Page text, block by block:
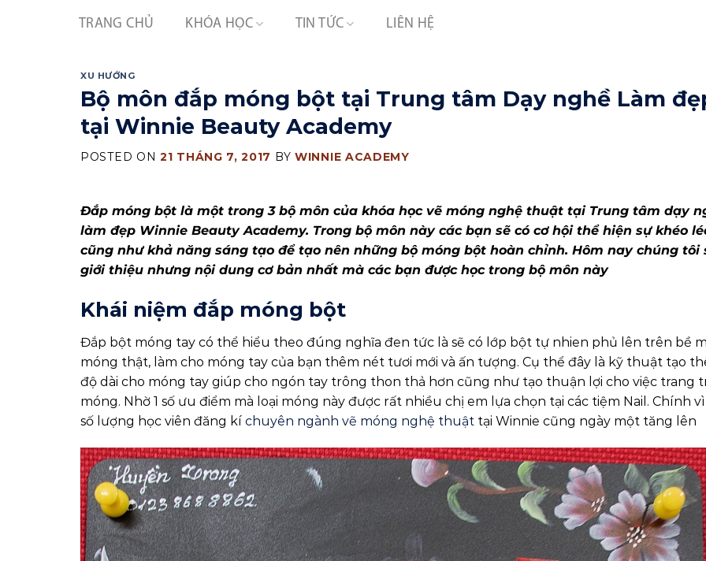
TRANG CHỦ KHÓA HỌC TIN TỨC LIÊN HỆ
XU HƯỚNG
Bộ môn đắp móng bột tại Trung tâm Dạy nghề Làm
tại Winnie Beauty Academy
POSTED ON 21 THÁNG 7, 2017 BYWINNIE ACADEMY
Đắp móng bột là một trong 3 bộ môn của khóa học vẽ móng nghệ thuật tại Trung tâm dạy
làm đẹp Winnie Beauty Academy. Trong bộ môn này các bạn sẽ có cơ hội thể hiện sự khéo
cũng như khả năng sáng tạo để tạo nên những bộ móng bột hoàn chỉnh. Hôm nay chúng tôi
giới thiệu nhưng nội dung cơ bản nhất mà các bạn được học trong bộ môn này
Khái niệm đắp móng bột
Đắp bột móng tay có thể hiểu theo đúng nghĩa đen tức là sẽ có lớp bột tự nhien phủ lên trên bề
móng thật, làm cho móng tay của bạn thêm nét tươi mới và ấn tượng. Cụ thể đây là kỹ thuật tạo
độ dài cho móng tay giúp cho ngón tay trông thon thả hơn cũng như tạo thuận lợi cho việc trang
móng. Nhờ 1 số ưu điểm mà loại móng này được rất nhiều chị em lựa chọn tại các tiệm Nail. Chính
số lượng học viên đăng kí chuyên ngành vẽ móng nghệ thuật tại Winnie cũng ngày một tăng lên